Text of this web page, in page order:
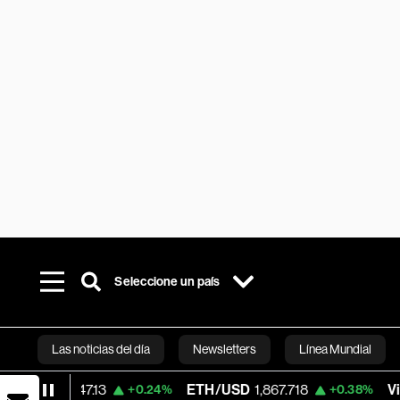
Seleccione un país
Las noticias del día Newsletters Línea Mundial
Bloomberg
+0.24% ETH/USD 1,867.718 +0.38% Visa 366.13